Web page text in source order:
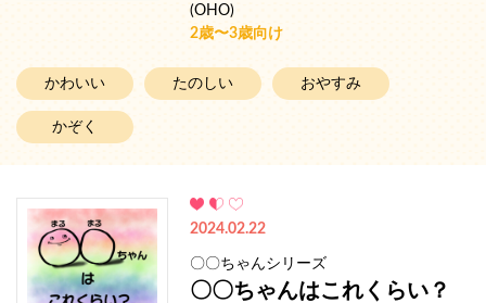
(OHO)
2歳〜3歳向け
かわいい たのしい おやすみ
かぞく
2024.02.22
〇〇ちゃんシリーズ
〇〇ちゃんはこれくらい？